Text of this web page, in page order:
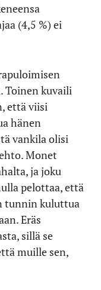
(4,5 %) ei
Toinen kuvaili
että viisi
hänen
vankila olisi
Monet
ja joku
pelottaa, että
tunnin kuluttua
Eräs
sillä se
muille sen,